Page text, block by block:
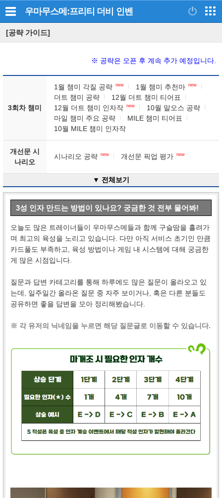
우마무스메:프리티 더비 인벤
[공략 가이드]
※ 공략은 오픈 후 계속 추가 예정입니다.
3회차 챔미
1월 챔미 각질 공략 new 1월 챔미 추천마 new
더트 챔미 공략
12월 더트 챔미 티어표
12월 더트 챔미 인자작 new
10월 말오스 공략
마일 챔미 주요 공략
MILE 챔미 티어표
10월 MILE 챔미 인자작
개선문 시
나리오
시나리오 공략 new 개선문 픽업 평가 new
▼ 전체보기
3성 인자 만드는 방법이 있나요? 궁금한 것 전부 물어봐!
오늘도 많은 트레이너들이 우마무스메들과 함께 구슬땀을 흘려가
며 최고의 육성을 노리고 있습니다. 다만 아직 서비스 초기인 만큼
카드풀도 부족하고, 육성 방법이나 게임 내 시스템에 대해 궁금한
게 많은 시점입니다.
질문과 답변 카테고리를 통해 하루에도 많은 질문이 올라오고 있
는데, 일주일간 올라온 질문 중 자주 보이거나, 혹은 다른 분들도
공유하면 좋을 답변을 모아 정리해봤습니다.
※ 각 유저의 닉네임을 누르면 해당 질문글로 이동할 수 있습니다.